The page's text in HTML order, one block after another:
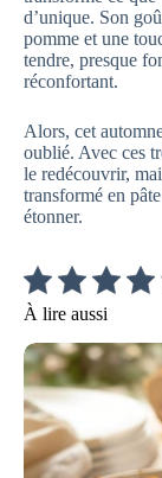
d’unique. Son
pomme et une
tendre, presque
réconfortant.
Alors, cet
oublié. Avec ces
le redécouvrir,
transformé en
étonner.
À lire aussi